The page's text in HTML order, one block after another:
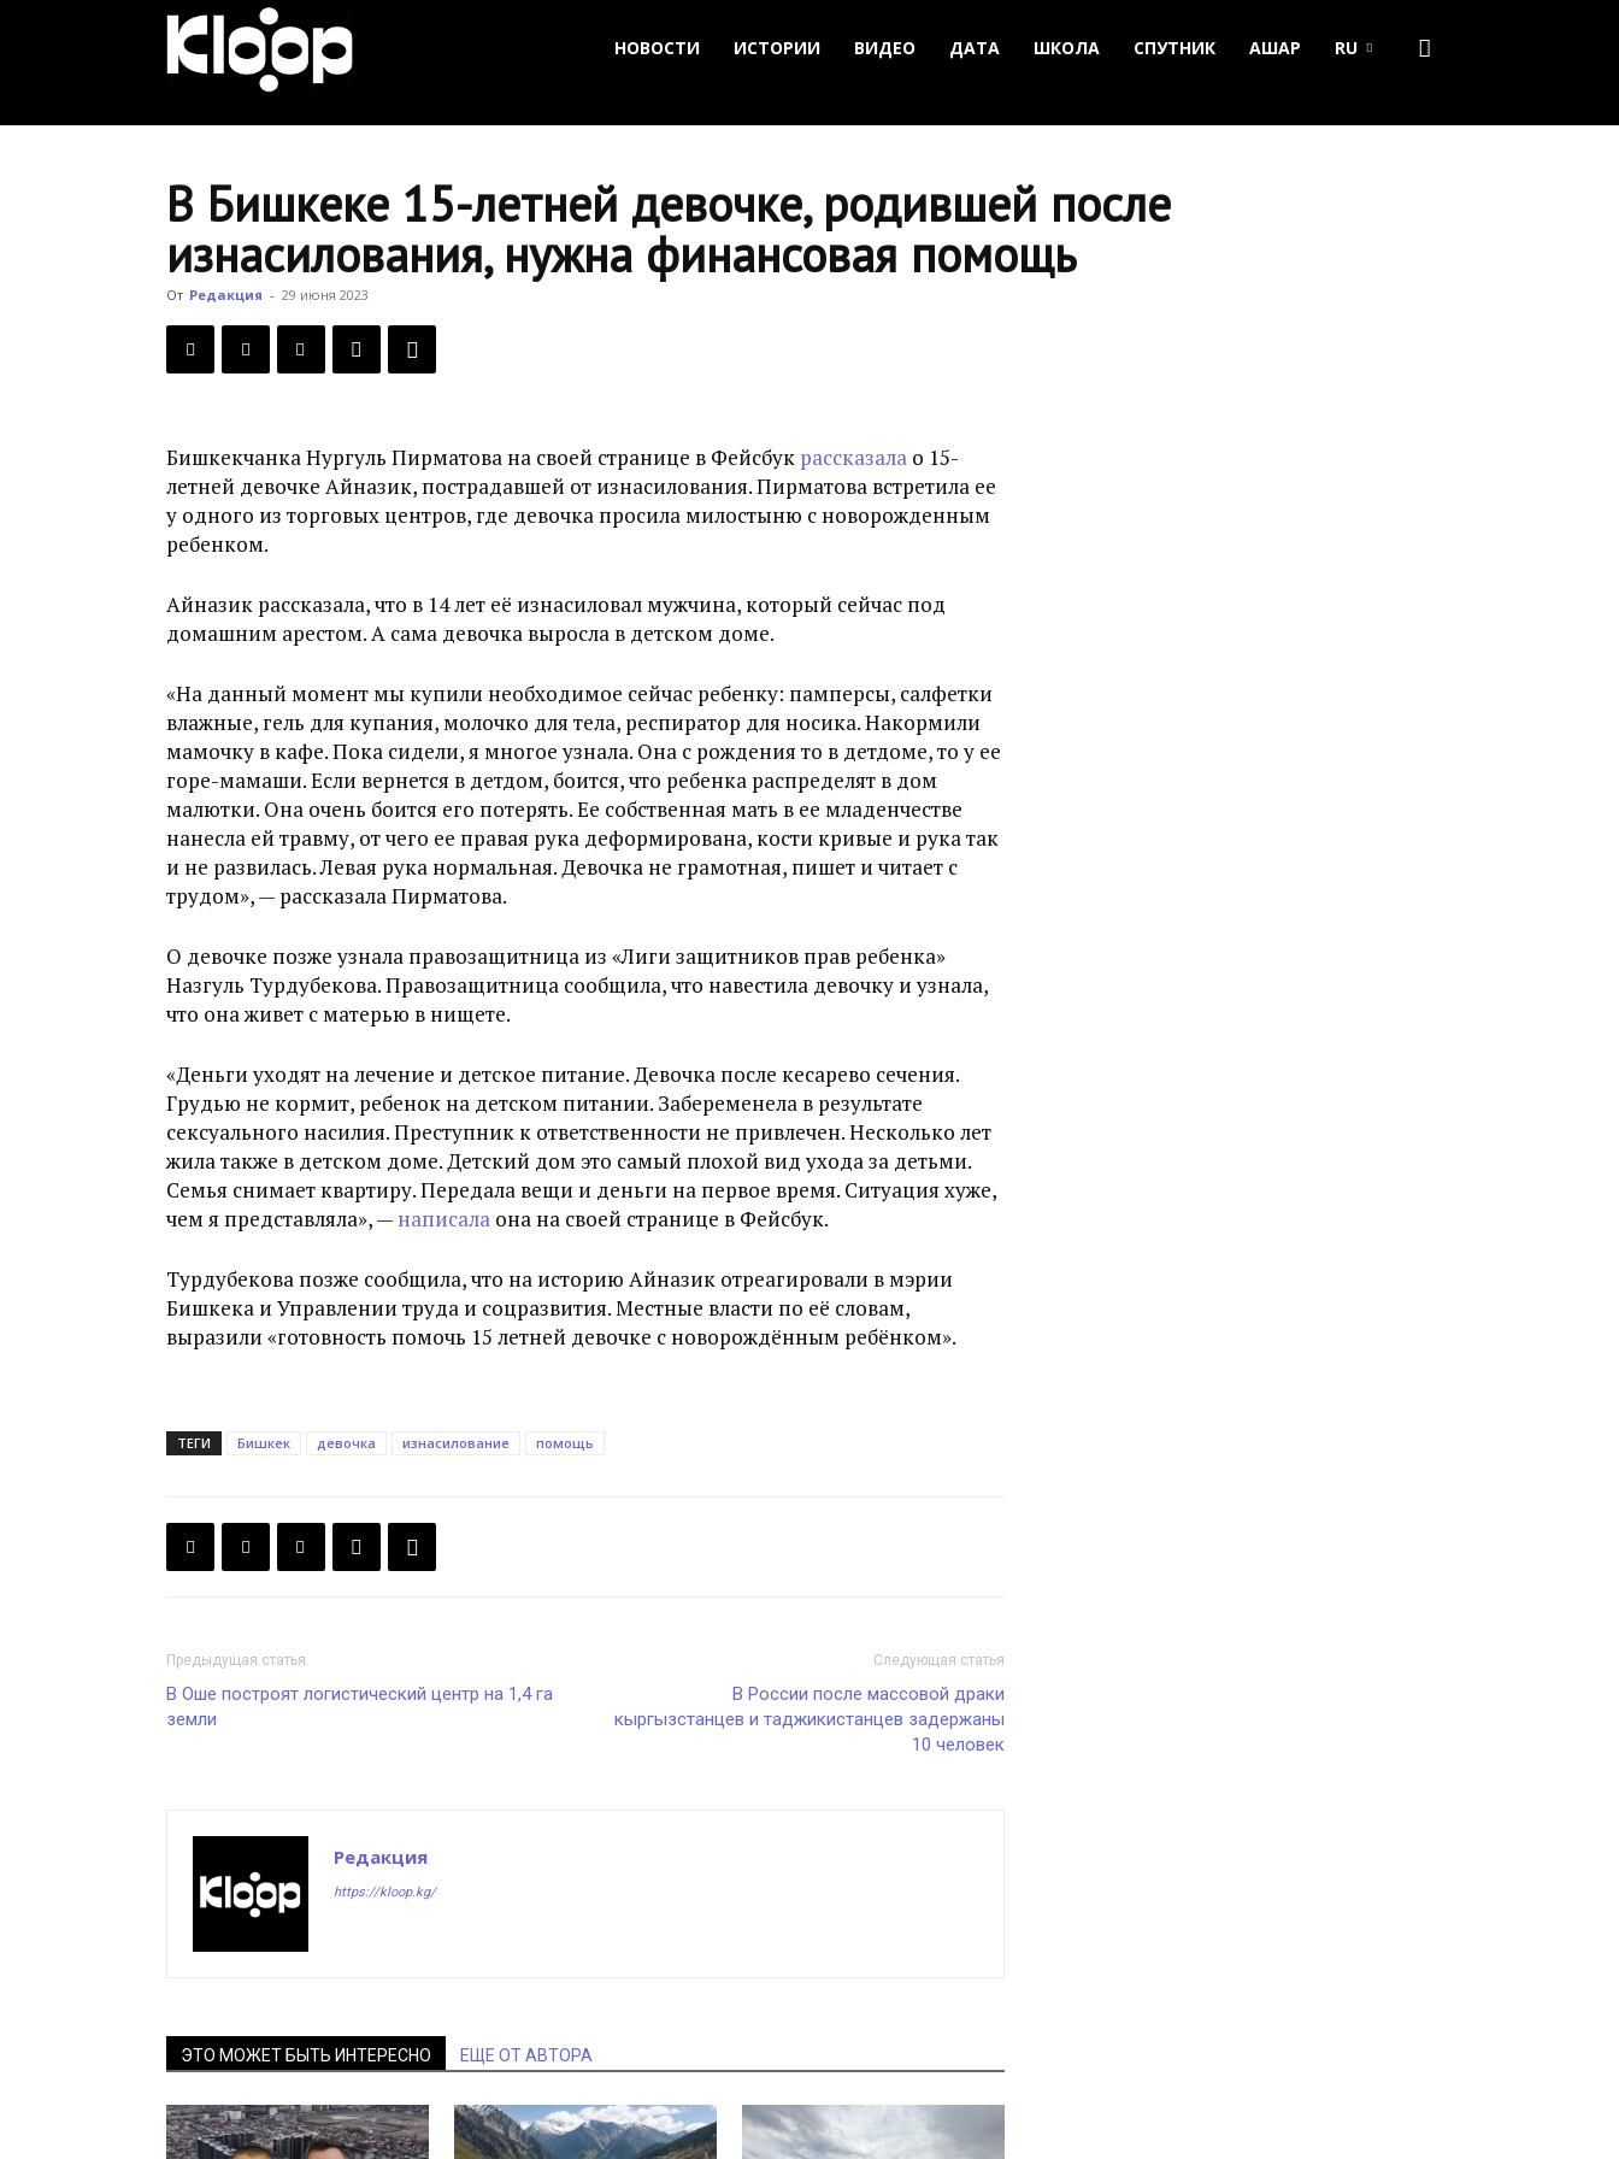
Новости
Кыргызстана
НОВОСТИ ИСТОРИИ ВИДЕО ДАТА ШКОЛА СПУТНИК АШАР RU
В Бишкеке 15-летней девочке, родившей после
изнасилования, нужна финансовая помощь
От Редакция - 29 июня 2023
Бишкекчанка Нургуль Пирматова на своей странице в Фейсбук рассказала о 15-
летней девочке Айназик, пострадавшей от изнасилования. Пирматова встретила ее
у одного из торговых центров, где девочка просила милостыню с новорожденным
ребенком.
Айназик рассказала, что в 14 лет её изнасиловал мужчина, который сейчас под
домашним арестом. А сама девочка выросла в детском доме.
«На данный момент мы купили необходимое сейчас ребенку: памперсы, салфетки
влажные, гель для купания, молочко для тела, респиратор для носика. Накормили
мамочку в кафе. Пока сидели, я многое узнала. Она с рождения то в детдоме, то у ее
горе-мамаши. Если вернется в детдом, боится, что ребенка распределят в дом
малютки. Она очень боится его потерять. Ее собственная мать в ее младенчестве
нанесла ей травму, от чего ее правая рука деформирована, кости кривые и рука так
и не развилась. Левая рука нормальная. Девочка не грамотная, пишет и читает с
трудом», — рассказала Пирматова.
О девочке позже узнала правозащитница из «Лиги защитников прав ребенка»
Назгуль Турдубекова. Правозащитница сообщила, что навестила девочку и узнала,
что она живет с матерью в нищете.
«Деньги уходят на лечение и детское питание. Девочка после кесарево сечения.
Грудью не кормит, ребенок на детском питании. Забеременела в результате
сексуального насилия. Преступник к ответственности не привлечен. Несколько лет
жила также в детском доме. Детский дом это самый плохой вид ухода за детьми.
Семья снимает квартиру. Передала вещи и деньги на первое время. Ситуация хуже,
чем я представляла», — написала она на своей странице в Фейсбук.
Турдубекова позже сообщила, что на историю Айназик отреагировали в мэрии
Бишкека и Управлении труда и соцразвития. Местные власти по её словам,
выразили «готовность помочь 15 летней девочке с новорождённым ребёнком».
ТЕГИ Бишкек девочка изнасилование помощь
Предыдущая статья
В Оше построят логистический центр на 1,4 га
земли
Следующая статья
В России после массовой драки
кыргызстанцев и таджикистанцев задержаны
10 человек
Редакция
https://kloop.kg/
ЭТО МОЖЕТ БЫТЬ ИНТЕРЕСНО ЕЩЕ ОТ АВТОРА